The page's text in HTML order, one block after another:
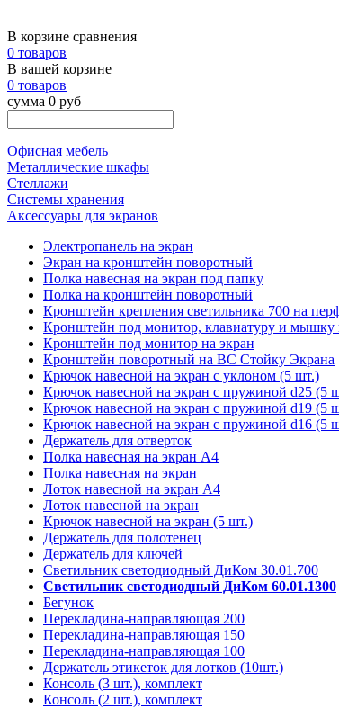
В корзине сравнения
0 товаров
В вашей корзине
0 товаров
сумма 0 руб
Офисная мебель
Металлические шкафы
Стеллажи
Системы хранения
Аксессуары для экранов
Электропанель на экран
Экран на кронштейн поворотный
Полка навесная на экран под папку
Полка на кронштейн поворотный
Кронштейн крепления светильника 700 на
Кронштейн под монитор, клавиатуру и мышку
Кронштейн под монитор на экран
Кронштейн поворотный на ВС Стойку Экрана
Крючок навесной на экран с уклоном (5 шт.)
Крючок навесной на экран с пружиной d25 (5
Крючок навесной на экран с пружиной d19 (5
Крючок навесной на экран с пружиной d16 (5
Держатель для отверток
Полка навесная на экран А4
Полка навесная на экран
Лоток навесной на экран А4
Лоток навесной на экран
Крючок навесной на экран (5 шт.)
Держатель для полотенец
Держатель для ключей
Светильник светодиодный ДиКом 30.01.700
Светильник светодиодный ДиКом 60.01.1300
Бегунок
Перекладина-направляющая 200
Перекладина-направляющая 150
Перекладина-направляющая 100
Держатель этикеток для лотков (10шт.)
Консоль (3 шт.), комплект
Консоль (2 шт.), комплект